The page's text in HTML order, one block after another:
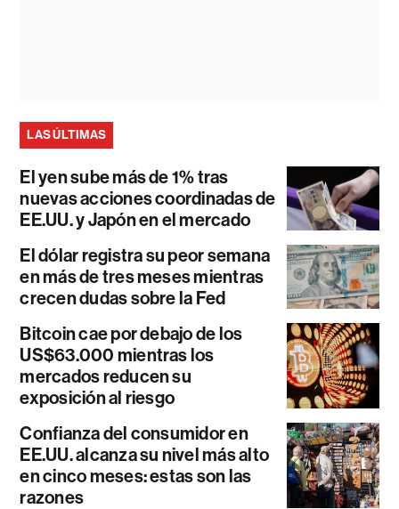
LAS ÚLTIMAS
El yen sube más de 1% tras
nuevas acciones coordinadas de
EE.UU. y Japón en el mercado
El dólar registra su peor semana
en más de tres meses mientras
crecen dudas sobre la Fed
Bitcoin cae por debajo de los
US$63.000 mientras los
mercados reducen su
exposición al riesgo
Confianza del consumidor en
EE.UU. alcanza su nivel más alto
en cinco meses: estas son las
razones